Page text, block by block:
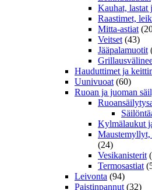
Kauhat, lastat
Raastimet,
Mitta-astiat
Veitset (43)
Jääpalamuotit
Hauduttimet ja
Uunivuoat (60)
Ruoan ja juoman
Kylmälaukut
Maustemyllyt,
(24)
Vesikanisterit
Termosastiat
Leivonta (94)
Paistinpannut (32)